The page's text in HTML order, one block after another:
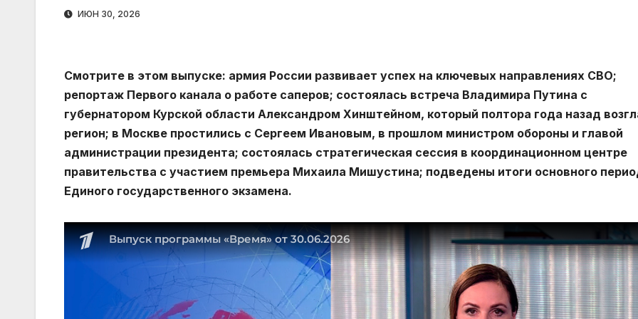
ИЮН 30, 2026
Смотрите в этом выпуске: армия России развивает успех на ключевых направлениях СВО;
репортаж Первого канала о работе саперов; состоялась встреча Владимира Путина с
губернатором Курской области Александром Хинштейном, который полтора года назад
регион; в Москве простились с Сергеем Ивановым, в прошлом министром обороны и главой
администрации президента; состоялась стратегическая сессия в координационном центре
правительства с участием премьера Михаила Мишустина; подведены итоги основного
Единого государственного экзамена.